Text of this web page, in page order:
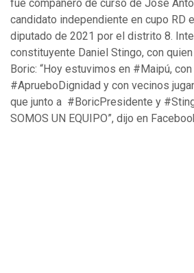
fue compañero de curso de José
candidato independiente en cupo RD
diputado de 2021 por el distrito 8.
constituyente Daniel Stingo, con
Boric: “Hoy estuvimos en #Maipú,
#AprueboDignidad y con vecinos
que junto a #BoricPresidente y
SOMOS UN EQUIPO”, dijo en